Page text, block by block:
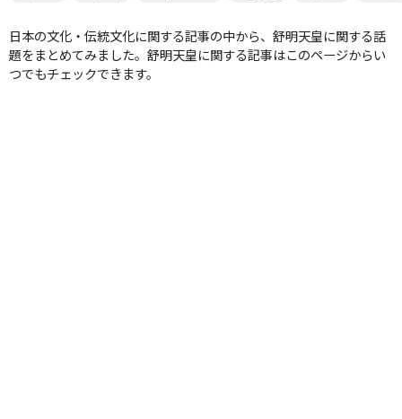
日本の文化・伝統文化に関する記事の中から、舒明天皇に関する話
題をまとめてみました。舒明天皇に関する記事はこのページからい
つでもチェックできます。